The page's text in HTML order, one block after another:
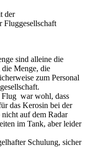
der
Fluggesellschaft
sind alleine die
Menge, die
zum Personal
Flug war wohl, dass
das Kerosin bei der
auf dem Radar
im Tank, aber leider
Schulung, sicher